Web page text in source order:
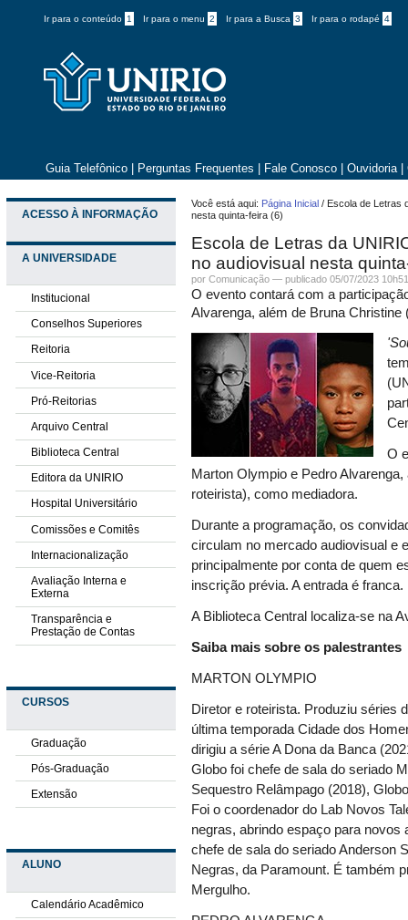
Ir para o conteúdo 1 Ir para o menu 2 Ir para a Busca 3 Ir para o rodapé 4
Guia Telefônico Perguntas Frequentes Fale Conosco Ouvidoria
ACESSO À INFORMAÇÃO
A UNIVERSIDADE
Institucional
Conselhos Superiores
Reitoria
Vice-Reitoria
Pró-Reitorias
Arquivo Central
Biblioteca Central
Editora da UNIRIO
Hospital Universitário
Comissões e Comitês
Internacionalização
Avaliação Interna e
Externa
Transparência e
Prestação de Contas
CURSOS
Graduação
Pós-Graduação
Extensão
ALUNO
Calendário Acadêmico
Você está aqui: Página Inicial / Escola de Letras
nesta quinta-feira (6)
Escola de Letras da
no audiovisual nesta
porComunicação —publicado 05/07/2023
O evento contará com a
Alvarenga, além de Bruna
O
Marton Olympio e Pedro
roteirista), como mediadora.
Durante a programação, os
circulam no mercado audiovisual e
principalmente por conta de quem
inscrição prévia. A entrada é franca.
A Biblioteca Central localiza-se na
Saiba mais sobre os palestrantes
MARTON OLYMPIO
Diretor e roteirista. Produziu séries
última temporada Cidade dos
dirigiu a série A Dona da Banca
Globo foi chefe de sala do seriado
Sequestro Relâmpago (2018),
Foi o coordenador do Lab Novos
negras, abrindo espaço para
chefe de sala do seriado Anderson
Negras, da Paramount. É também
Mergulho.